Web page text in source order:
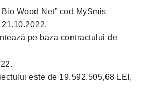
Wood Net” cod MySmis
pe baza contractului de
este de 19.592.505,68 LEI,